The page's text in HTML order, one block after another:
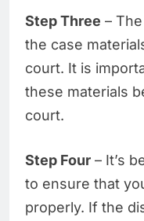
Step Three –
the case
court. It is
these materials
court.
Step Four – It’s
to ensure that
properly. If the